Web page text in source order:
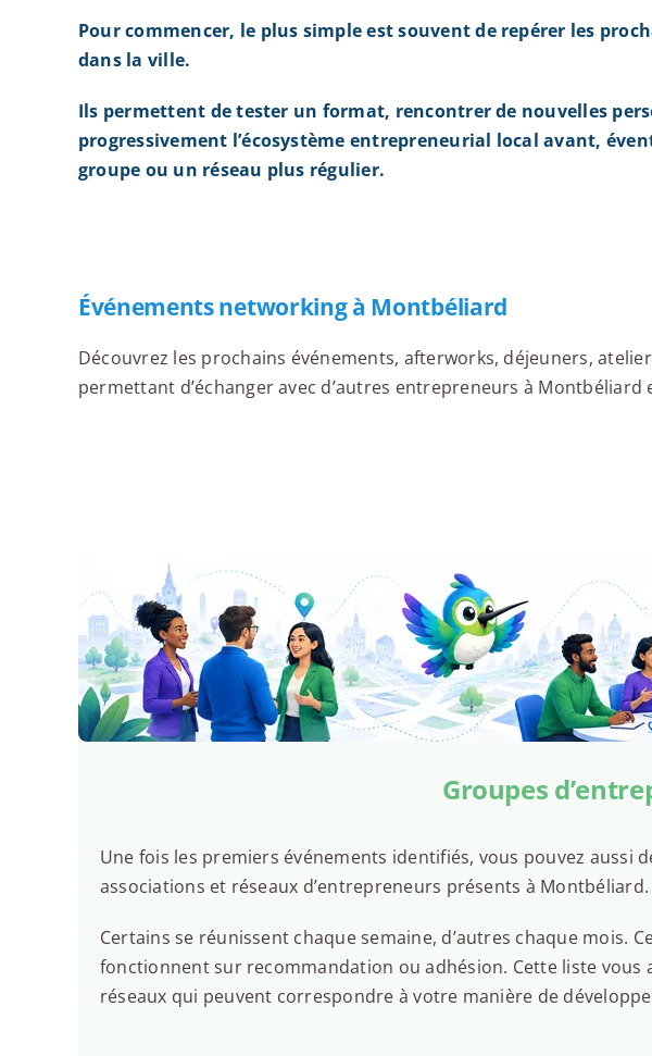
Pour commencer, le plus simple est souvent de repérer les
dans la ville.
Ils permettent de tester un format, rencontrer de nouvelles
progressivement l’écosystème entrepreneurial local avant,
groupe ou un réseau plus régulier.
Événements networking à Montbéliard
Découvrez les prochains événements, afterworks, déjeuners,
permettant d’échanger avec d’autres entrepreneurs à Montbéliard
Groupes
Une fois les premiers événements identifiés, vous pouvez aussi
associations et réseaux d’entrepreneurs présents à Montbéliard.
Certains se réunissent chaque semaine, d’autres chaque mois.
fonctionnent sur recommandation ou adhésion. Cette liste vous
réseaux qui peuvent correspondre à votre manière de